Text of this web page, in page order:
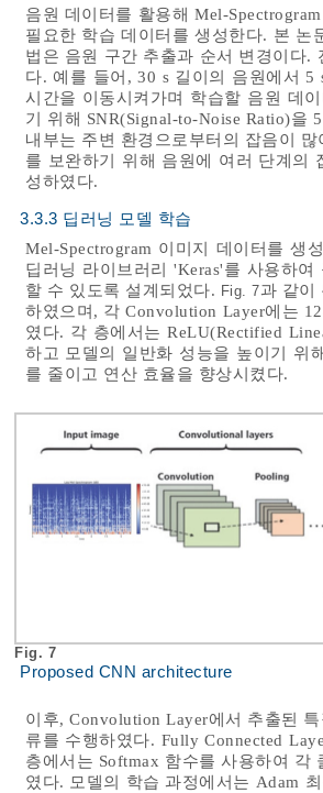
음원 데이터를 활용해 Mel-
필요한 학습 데이터를 생성한다. 본
법은 음원 구간 추출과 순서 변경이다.
다. 예를 들어, 30 s 길이의 음원에서
시간을 이동시켜가며 학습할 음원 데
기 위해 SNR(Signal-to-Noise Ratio)을
내부는 주변 환경으로부터의 잡음이
를 보완하기 위해 음원에 여러 단계의
성하였다.
3.3.3 딥러닝 모델 학습
Mel-Spectrogram 이미지 데이터를 생
딥러닝 라이브러리 'Keras'를 사용하
할 수 있도록 설계되었다. Fig. 7과 같이
하였으며, 각 Convolution Layer에는
였다. 각 층에서는 ReLU(Rectified
하고 모델의 일반화 성능을 높이기 위
를 줄이고 연산 효율을 향상시켰다.
Fig. 7
Proposed CNN architecture
이후, Convolution Layer에서 추출된
류를 수행하였다. Fully Connected
층에서는 Softmax 함수를 사용하여
였다. 모델의 학습 과정에서는 Adam